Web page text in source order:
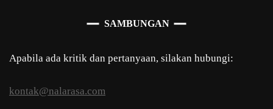
SAMBUNGAN
Apabila ada kritik dan pertanyaan, silakan hubungi:
kontak@nalarasa.com